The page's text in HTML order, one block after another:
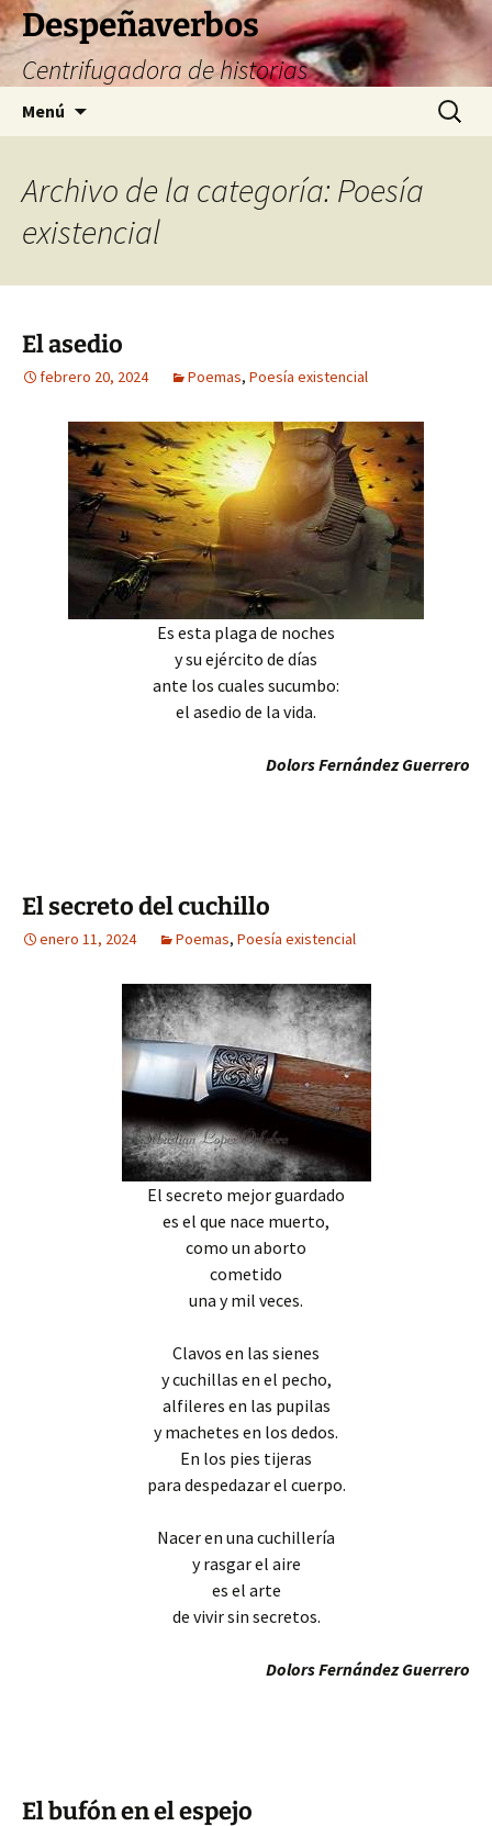
Saltar
al
contenido
Despeñaverbos
Centrifugadora de historias
Menú Buscar:
Archivo de la categoría: Poesía
existencial
El asedio
febrero 20, 2024 Poemas, Poesía existencial
Es esta plaga de noches
y su ejército de días
ante los cuales sucumbo:
el asedio de la vida.
Dolors Fernández Guerrero
El secreto del cuchillo
enero 11, 2024 Poemas, Poesía existencial
El secreto mejor guardado
es el que nace muerto,
como un aborto
cometido
una y mil veces.
Clavos en las sienes
y cuchillas en el pecho,
alfileres en las pupilas
y machetes en los dedos.
En los pies tijeras
para despedazar el cuerpo.
Nacer en una cuchillería
y rasgar el aire
es el arte
de vivir sin secretos.
Dolors Fernández Guerrero
El bufón en el espejo